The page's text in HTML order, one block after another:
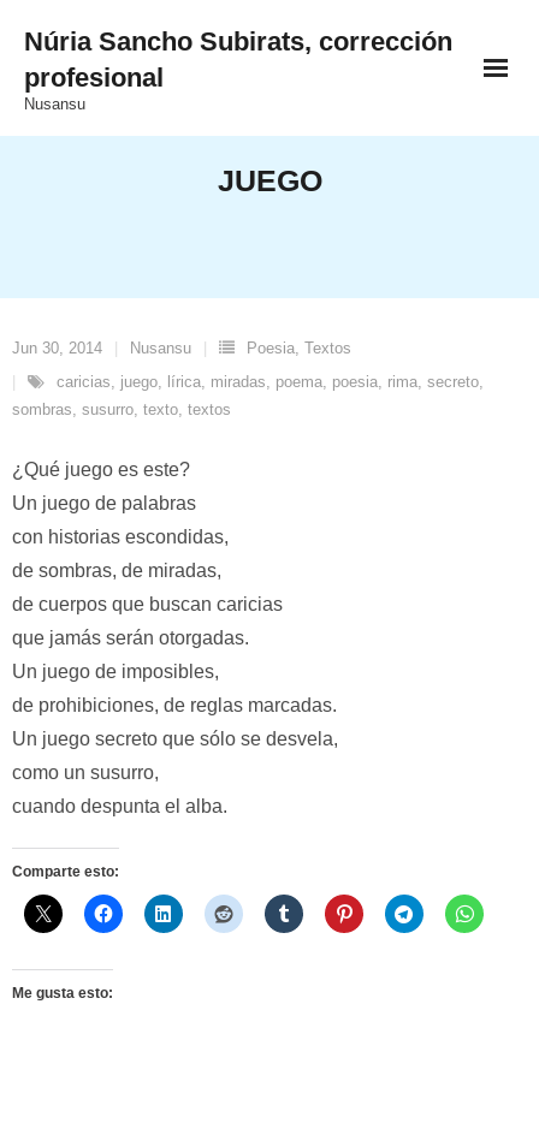
contenido
Núria Sancho Subirats, corrección
profesional
Nusansu
JUEGO
Jun 30, 2014 Nusansu Poesia, Textos
caricias, juego, lírica, miradas, poema, poesia, rima, secreto,
sombras, susurro, texto, textos
¿Qué juego es este?
Un juego de palabras
con historias escondidas,
de sombras, de miradas,
de cuerpos que buscan caricias
que jamás serán otorgadas.
Un juego de imposibles,
de prohibiciones, de reglas marcadas.
Un juego secreto que sólo se desvela,
como un susurro,
cuando despunta el alba.
Comparte esto:
Me gusta esto: